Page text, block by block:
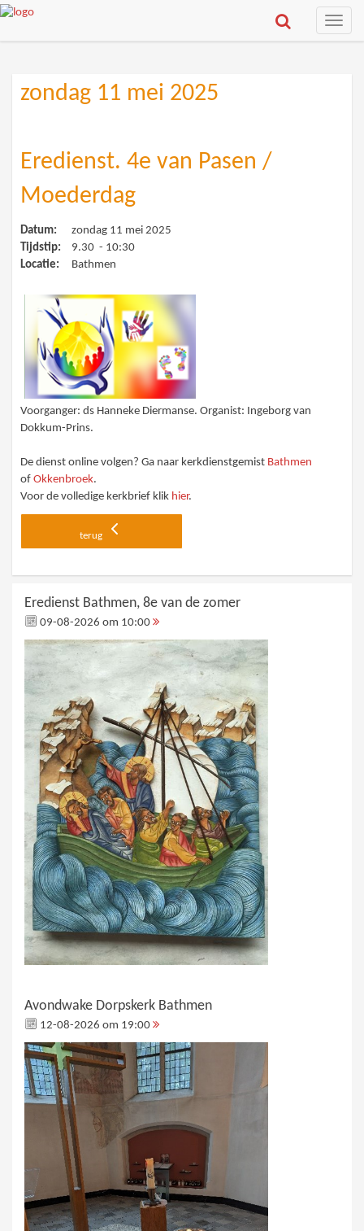
Toggle
zondag 11 mei 2025
Eredienst. 4e van Pasen /
Moederdag
Datum:
zondag 11 mei 2025
Tijdstip:
9.30 - 10:30
Locatie:
Bathmen
Voorganger: ds Hanneke Diermanse. Organist: Ingeborg van
Dokkum-Prins.
De dienst online volgen? Ga naar kerkdienstgemist Bathmen
ofOkkenbroek.
Voor de volledige kerkbrief klik hier.
terug
Eredienst Bathmen, 8e van de zomer
09-08-2026 om 10:00
Avondwake Dorpskerk Bathmen
12-08-2026 om 19:00